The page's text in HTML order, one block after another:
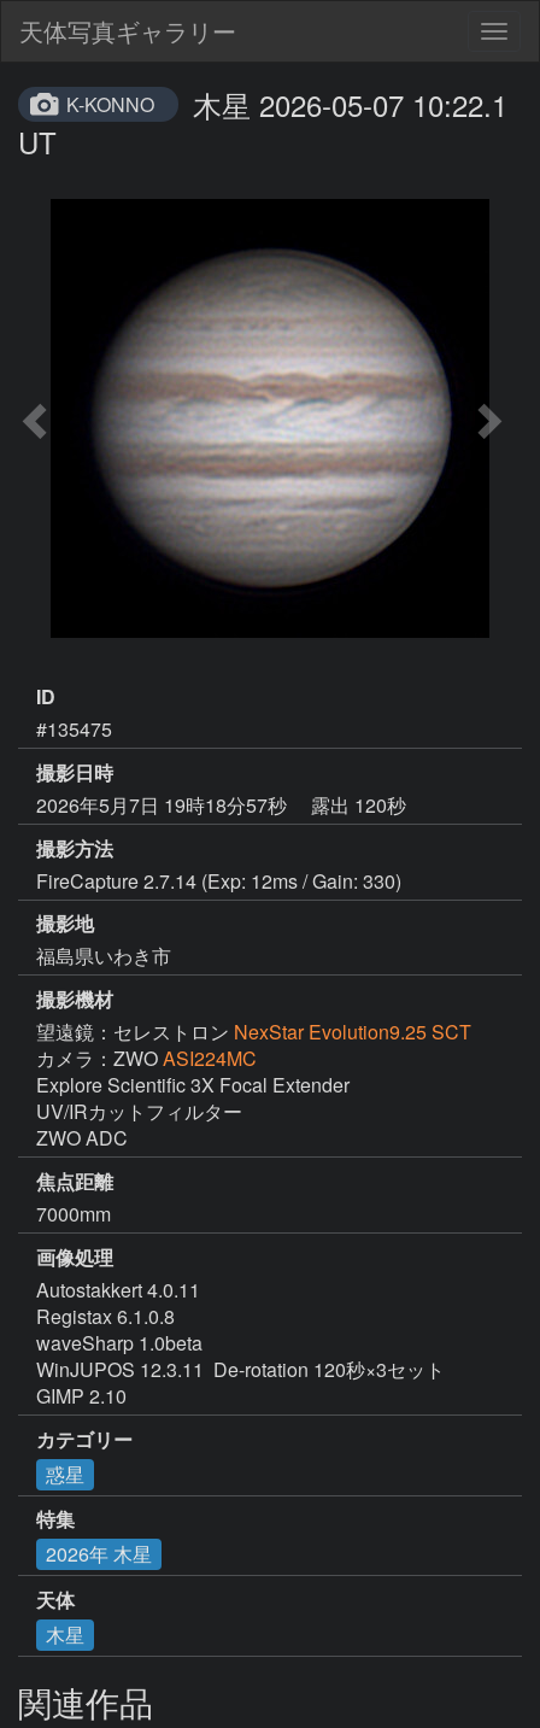
天体写真ギャラリー
K-KONNO
木星 2026-05-07 10:22.1
UT
ID
#135475
撮影日時
2026年5月7日 19時18分57秒
露出 120秒
撮影方法
FireCapture 2.7.14 (Exp: 12ms / Gain: 330)
撮影地
福島県いわき市
撮影機材
望遠鏡：セレストロン NexStar Evolution9.25 SCT
カメラ：ZWOASI224MC
Explore Scientific 3X Focal Extender
UV/IRカットフィルター
ZWO ADC
焦点距離
7000mm
画像処理
Autostakkert 4.0.11
Registax 6.1.0.8
waveSharp 1.0beta
WinJUPOS 12.3.11  De-rotation 120秒×3セット
GIMP 2.10
カテゴリー
惑星
特集
2026年 木星
天体
木星
関連作品